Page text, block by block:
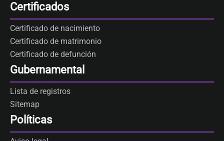
Certificados
Certificado de nacimiento
Certificado de matrimonio
Certificado de defunción
Gubernamental
Lista de registros
Sitemap
Políticas